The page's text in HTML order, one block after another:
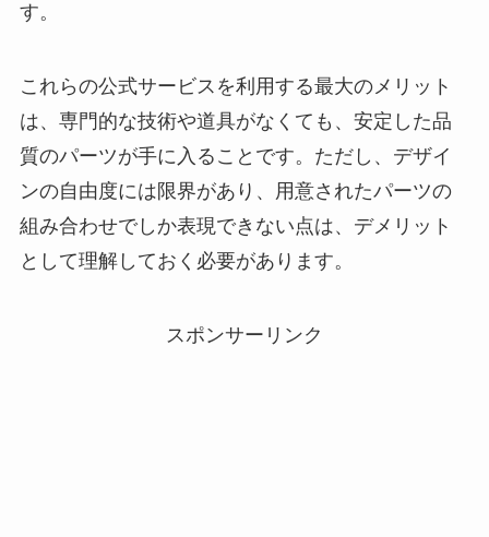
す。
これらの公式サービスを利用する最大のメリット
は、専門的な技術や道具がなくても、安定した品
質のパーツが手に入ることです。ただし、デザイ
ンの自由度には限界があり、用意されたパーツの
組み合わせでしか表現できない点は、デメリット
として理解しておく必要があります。
スポンサーリンク